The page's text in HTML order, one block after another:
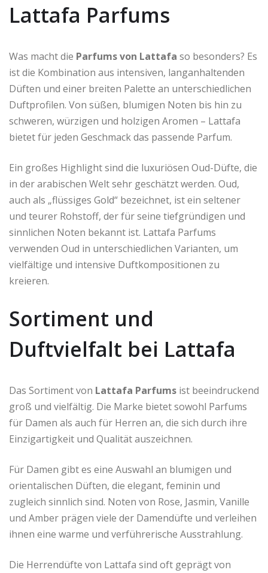
Lattafa Parfums
Was macht die Parfums von Lattafa so besonders? Es
ist die Kombination aus intensiven, langanhaltenden
Düften und einer breiten Palette an unterschiedlichen
Duftprofilen. Von süßen, blumigen Noten bis hin zu
schweren, würzigen und holzigen Aromen – Lattafa
bietet für jeden Geschmack das passende Parfum.
Ein großes Highlight sind die luxuriösen Oud-Düfte, die
in der arabischen Welt sehr geschätzt werden. Oud,
auch als „flüssiges Gold“ bezeichnet, ist ein seltener
und teurer Rohstoff, der für seine tiefgründigen und
sinnlichen Noten bekannt ist. Lattafa Parfums
verwenden Oud in unterschiedlichen Varianten, um
vielfältige und intensive Duftkompositionen zu
kreieren.
Sortiment und
Duftvielfalt bei Lattafa
Das Sortiment von Lattafa Parfums ist beeindruckend
groß und vielfältig. Die Marke bietet sowohl Parfums
für Damen als auch für Herren an, die sich durch ihre
Einzigartigkeit und Qualität auszeichnen.
Für Damen gibt es eine Auswahl an blumigen und
orientalischen Düften, die elegant, feminin und
zugleich sinnlich sind. Noten von Rose, Jasmin, Vanille
und Amber prägen viele der Damendüfte und verleihen
ihnen eine warme und verführerische Ausstrahlung.
Die Herrendüfte von Lattafa sind oft geprägt von